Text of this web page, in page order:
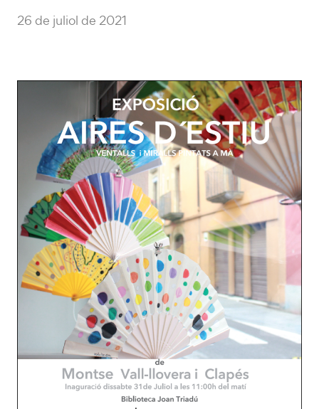
26 de juliol de 2021